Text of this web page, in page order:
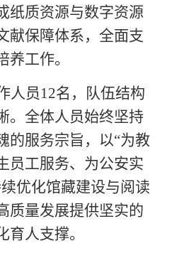
纸质资源与数字资源
献保障体系，全面支
工作。
人员 12名，队伍结构
。全体人员始终坚持
的服务宗旨，以“为教
员工服务、为公安实
优化馆藏建设与阅读
质量发展提供坚实的
育人支撑。